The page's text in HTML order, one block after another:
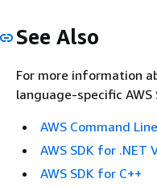
See Also
For more information
language-specific
AWS Command
AWS SDK for .NET
AWS SDK for C++